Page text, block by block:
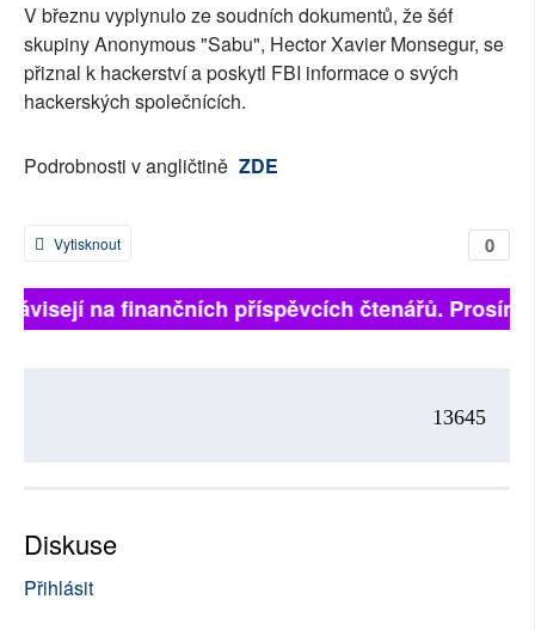
V březnu vyplynulo ze soudních dokumentů, že šéf
skupiny Anonymous "Sabu", Hector Xavier Monsegur, se
přiznal k hackerství a poskytl FBI informace o svých
hackerských společnících.
Podrobnosti v angličtině ZDE
0
Vytisknout
na finančních příspěvcích čtenářů.
13645
Diskuse
Přihlásit